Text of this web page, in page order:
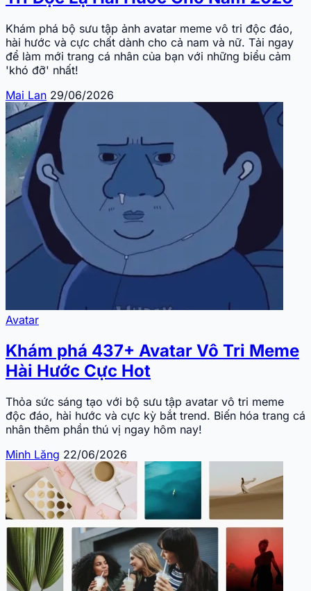
Khám phá bộ sưu tập ảnh avatar meme vô tri độc đáo,
hài hước và cực chất dành cho cả nam và nữ. Tải ngay
để làm mới trang cá nhân của bạn với những biểu cảm
'khó đỡ' nhất!
Mai Lan 29/06/2026
Avatar
Khám phá 437+ Avatar Vô Tri Meme
Hài Hước Cực Hot
Thỏa sức sáng tạo với bộ sưu tập avatar vô tri meme
độc đáo, hài hước và cực kỳ bắt trend. Biến hóa trang cá
nhân thêm phần thú vị ngay hôm nay!
Minh Lăng 22/06/2026